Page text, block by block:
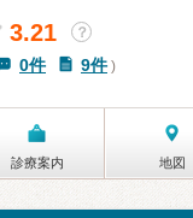
3.21
？
0件 9件)
診療案内 地図